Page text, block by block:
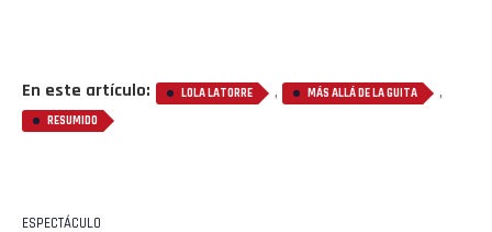
En este artículo: LOLA LATORRE , MÁS ALLÁ DE LA GUITA ,
RESUMIDO
ESPECTÁCULO